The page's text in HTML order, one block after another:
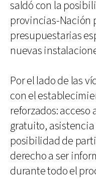
saldó con la
provincias-Nación
presupuestarias
nuevas
Por el lado de las
con el
reforzados:
gratuito,
posibilidad de
derecho a ser
durante todo el